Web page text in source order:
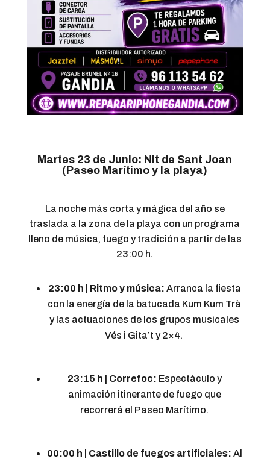
Martes 23 de Junio: Nit de Sant Joan
(Paseo Marítimo y la playa)
La noche más corta y mágica del año se
traslada a la zona de la playa con un programa
lleno de música, fuego y tradición a partir de las
23:00 h.
23:00 h | Ritmo y música: Arranca la fiesta
con la energía de la batucada Kum Kum Trà
y las actuaciones de los grupos musicales
Vés i Gita’t y 2×4.
23:15 h | Correfoc: Espectáculo y
animación itinerante de fuego que
recorrerá el Paseo Marítimo.
00:00 h | Castillo de fuegos artificiales: Al